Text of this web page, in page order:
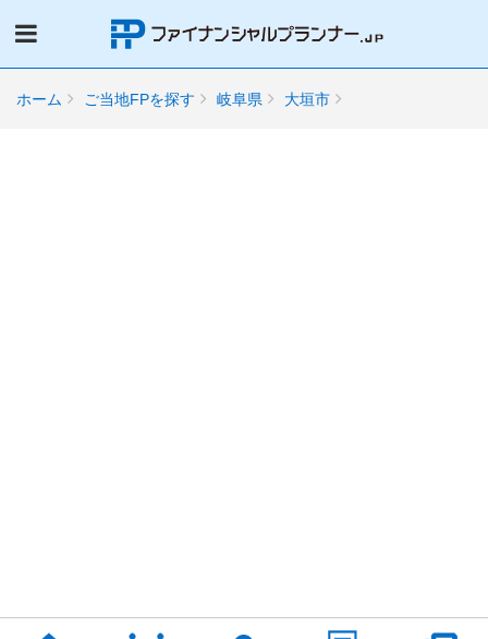
ホーム ご当地FPを探す 岐阜県 大垣市